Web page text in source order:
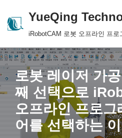
Skip
content
YueQing
iRobotCAM 로봇 오프라인 프로
로봇 레이저 가
째 선택으로
오프라인 프로
어를 선택하는